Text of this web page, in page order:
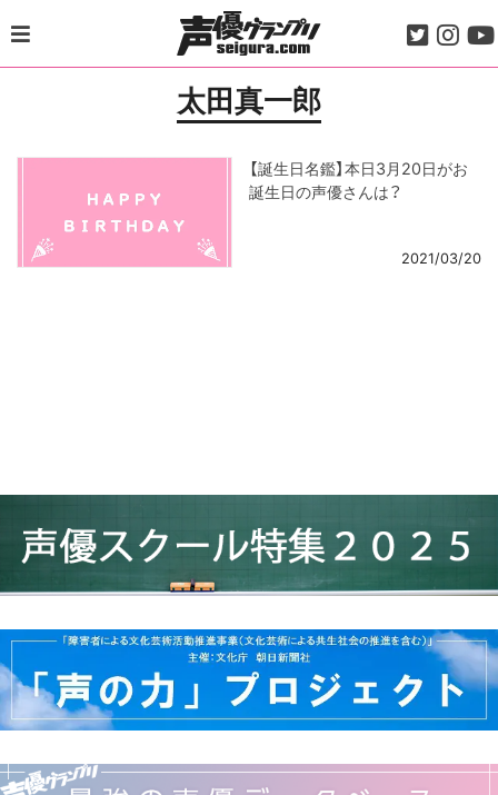
to
content
太田真一郎
【誕生日名鑑】本日3月20日がお
誕生日の声優さんは？
2021/03/20